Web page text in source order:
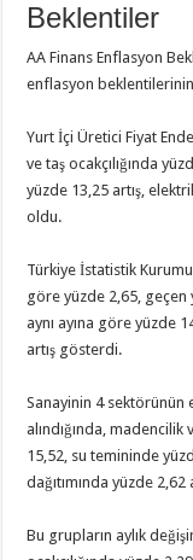
Beklentiler
AA Finans Enflasyon
enflasyon
Yurt İçi Üretici Fiyat
ve taş ocakçılığında
yüzde 13,25 artış,
oldu.
Türkiye İstatistik
göre yüzde 2,65, geçen
aynı ayına göre yüzde
artış gösterdi.
Sanayinin 4 sektörünün
alındığında, madencilik
15,52, su temininde
dağıtımında yüzde
Bu grupların aylık